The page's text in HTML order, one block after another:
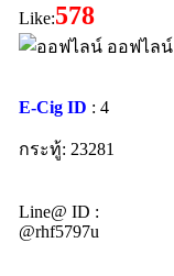
Like:578
ออฟไลน์
E-Cig ID : 4
กระทู้: 23281
Line@ ID :
@rhf5797u